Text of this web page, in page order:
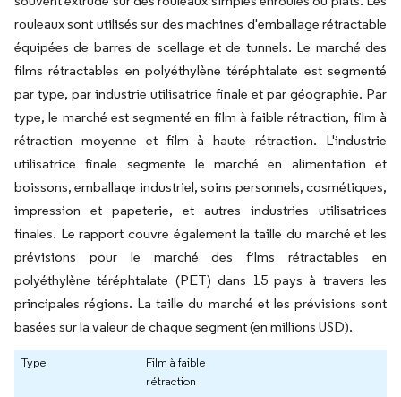
rouleaux sont utilisés sur des machines d'emballage rétractable
équipées de barres de scellage et de tunnels. Le marché des
films rétractables en polyéthylène téréphtalate est segmenté
par type, par industrie utilisatrice finale et par géographie. Par
type, le marché est segmenté en film à faible rétraction, film à
rétraction moyenne et film à haute rétraction. L'industrie
utilisatrice finale segmente le marché en alimentation et
boissons, emballage industriel, soins personnels, cosmétiques,
impression et papeterie, et autres industries utilisatrices
finales. Le rapport couvre également la taille du marché et les
prévisions pour le marché des films rétractables en
polyéthylène téréphtalate (PET) dans 15 pays à travers les
principales régions. La taille du marché et les prévisions sont
basées sur la valeur de chaque segment (en millions USD).
Type
Film à faible
rétraction